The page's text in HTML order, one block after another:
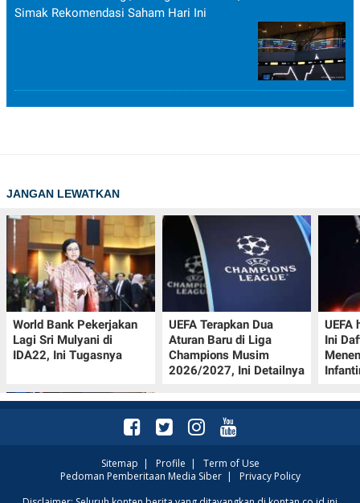
Simak Rekomendasi Saham Hari Ini
JANGAN LEWATKAN
World Bank Pekerjakan
Lagi Sri Mulyani di
IDA22, Ini Tugasnya
UEFA Terapkan Dua
Aturan Baru di Liga
Champions Musim
2026/2027, Ini Detailnya
UEFA
Ini
Sitemap | Profile | Term of Use
Pedoman Pemberitaan Media Siber| Privacy Policy